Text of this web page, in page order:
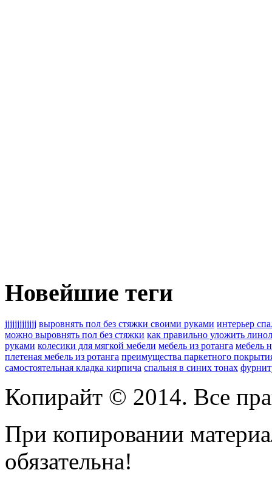
Новейшие теги
jjjjjjjjjjjjj выровнять пол без стяжки своими руками интерьер
можно выровнять пол без стяжки как правильно уложить
руками колесики для мягкой мебели мебель из ротанга мебель
плетеная мебель из ротанга преимущества паркетного
самостоятельная кладка кирпича спальня в синих тонах
Копирайт © 2014. Все
При копировании
обязательна!